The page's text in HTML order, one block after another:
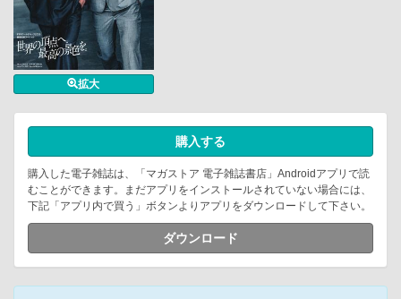
拡大
購入する
購入した電子雑誌は、「マガストア 電子雑誌書店」Androidアプリで読
むことができます。まだアプリをインストールされていない場合には、
下記「アプリ内で買う」ボタンよりアプリをダウンロードして下さい。
ダウンロード